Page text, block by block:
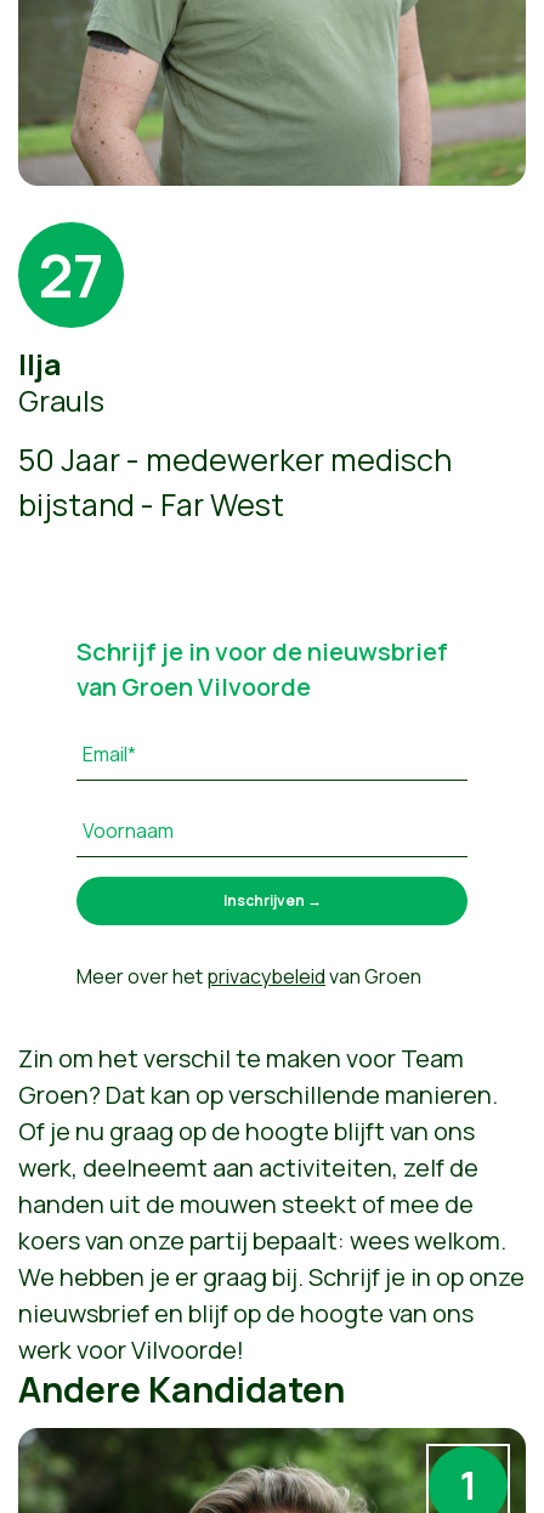
27
Ilja
Grauls
50 Jaar - medewerker medisch
bijstand - Far West
Schrijf je in voor de nieuwsbrief
van Groen Vilvoorde
Email*
Voornaam
Meer over hetprivacybeleidvan Groen
Zin om het verschil te maken voor Team
Groen? Dat kan op verschillende manieren.
Of je nu graag op de hoogte blijft van ons
werk, deelneemt aan activiteiten, zelf de
handen uit de mouwen steekt of mee de
koers van onze partij bepaalt: wees welkom.
We hebben je er graag bij. Schrijf je in op onze
nieuwsbrief en blijf op de hoogte van ons
werk voor Vilvoorde!
Andere Kandidaten
1